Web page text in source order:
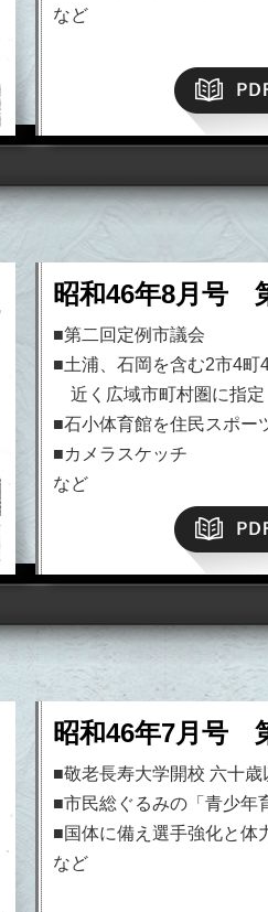
など
昭和46年8月号
■第二回定例市議会
■土浦、石岡を含む2市4町
近く広域市町村圏に指定
■石小体育館を住民スポー
■カメラスケッチ
など
昭和46年7月号
■敬老長寿大学開校 六十歳
■市民総ぐるみの「青少年
■国体に備え選手強化と体
など